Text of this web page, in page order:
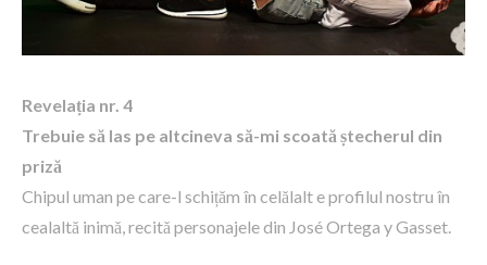
Revelația nr. 4
Trebuie să las pe altcineva să-mi scoată ștecherul din
priză
Chipul uman pe care-l schițăm în celălalt e profilul nostru în
cealaltă inimă, recită personajele din José Ortega y Gasset.